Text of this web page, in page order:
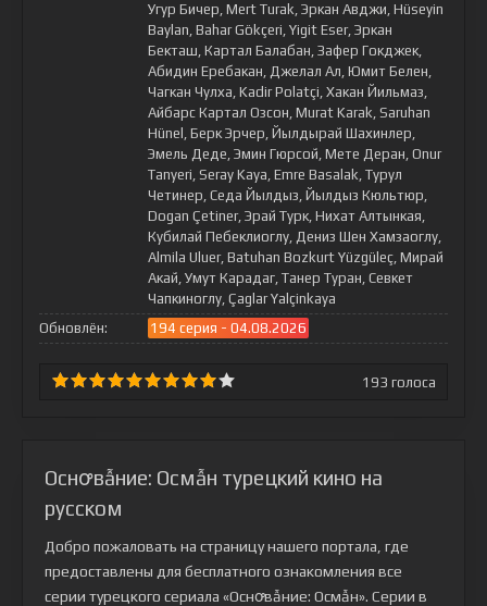
Угур Бичер, Mert Turak, Эркан Авджи, Hüseyin
Baylan, Bahar Gökçeri, Yigit Eser, Эркан
Бекташ, Картал Балабан, Зафер Гокджек,
Абидин Еребакан, Джелал Ал, Юмит Белен,
Чагкан Чулха, Kadir Polatçi, Хакан Йильмаз,
Айбарс Картал Озсон, Murat Karak, Saruhan
Hünel, Берк Эрчер, Йылдырай Шахинлер,
Эмель Деде, Эмин Гюрсой, Мете Деран, Onur
Tanyeri, Seray Kaya, Emre Basalak, Турул
Четинер, Седа Йылдыз, Йылдыз Кюльтюр,
Dogan Çetiner, Эрай Турк, Нихат Алтынкая,
Кубилай Пебеклиоглу, Дениз Шен Хамзаоглу,
Almila Uluer, Batuhan Bozkurt Yüzgüleç, Мирай
Акай, Умут Карадаг, Танер Туран, Севкет
Чапкиноглу, Çaglar Yalçinkaya
Обновлён:
194 серия - 04.08.2026
193 голоса
Оснꝍвẫние: Осмẫн турецкий кино на
русском
Добро пожаловать на страницу нашего портала, где
предоставлены для бесплатного ознакомления все
серии турецкого сериала «Оснꝍвẫние: Осмẫн». Серии в